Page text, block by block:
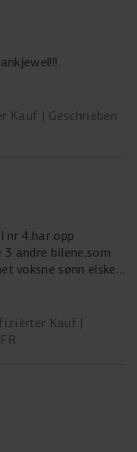
Kauf
Geschrieben
nr 4,har opp
andre bilene,som
voksne sønn elsker
og kjører de
Kauf